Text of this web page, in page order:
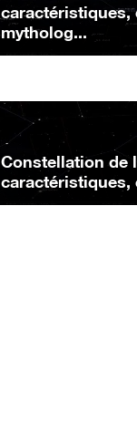
caractéristiques,
mytholog...
Constellation de
caractéristiques,